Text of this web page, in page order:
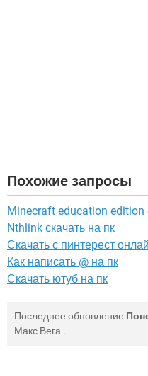
Похожие запросы
Minecraft education edition
Nthlink скачать на пк
Скачать с пинтерест
Как написать @ на пк
Скачать ютуб на пк
Последнее обновление
Макс Вега .